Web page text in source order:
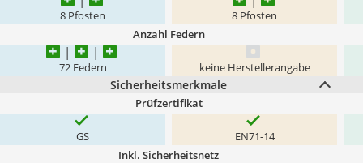
8 Pfosten 8 Pfosten
Anzahl Federn
72 Federn keine Herstellerangabe
Sicherheitsmerkmale
Prüfzertifikat
GS EN71-14
Inkl. Sicherheitsnetz